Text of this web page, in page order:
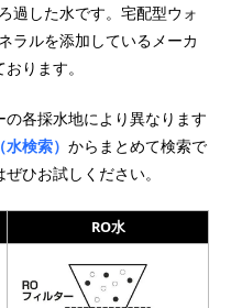
過した水です。宅配型ウォ
ラルを添加しているメーカ
ります。
各採水地により異なります
検索） からまとめて検索で
ひお試しください。
RO水